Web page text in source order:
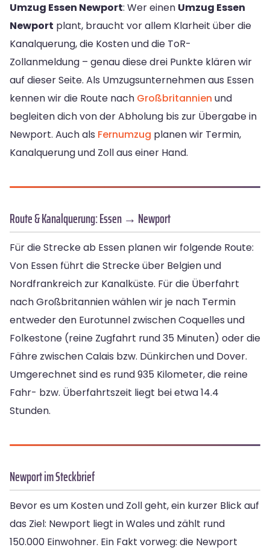
Umzug Essen Newport: Wer einen Umzug Essen
Newport plant, braucht vor allem Klarheit über die
Kanalquerung, die Kosten und die ToR-
Zollanmeldung – genau diese drei Punkte klären wir
auf dieser Seite. Als Umzugsunternehmen aus Essen
kennen wir die Route nach Großbritannien und
begleiten dich von der Abholung bis zur Übergabe in
Newport. Auch als Fernumzug planen wir Termin,
Kanalquerung und Zoll aus einer Hand.
Route & Kanalquerung: Essen → Newport
Für die Strecke ab Essen planen wir folgende Route:
Von Essen führt die Strecke über Belgien und
Nordfrankreich zur Kanalküste. Für die Überfahrt
nach Großbritannien wählen wir je nach Termin
entweder den Eurotunnel zwischen Coquelles und
Folkestone (reine Zugfahrt rund 35 Minuten) oder die
Fähre zwischen Calais bzw. Dünkirchen und Dover.
Umgerechnet sind es rund 935 Kilometer, die reine
Fahr- bzw. Überfahrtszeit liegt bei etwa 14.4
Stunden.
Newport im Steckbrief
Bevor es um Kosten und Zoll geht, ein kurzer Blick auf
das Ziel: Newport liegt in Wales und zählt rund
150.000 Einwohner. Ein Fakt vorweg: die Newport